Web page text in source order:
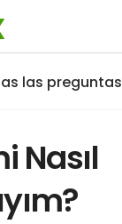
las preguntas
Nasıl